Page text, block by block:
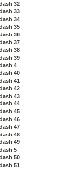
32
33
34
35
36
37
38
39
4
40
41
42
43
44
45
46
47
48
49
5
50
51